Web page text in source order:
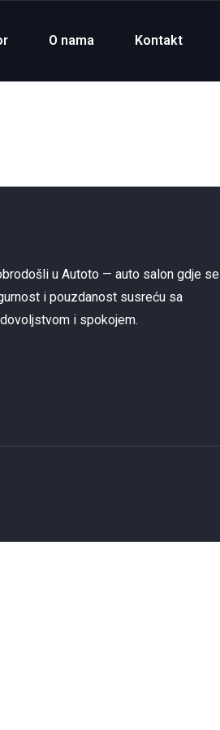
O nama Kontakt
u Autoto — auto salon gdje se
i pouzdanost susreću sa
i spokojem.